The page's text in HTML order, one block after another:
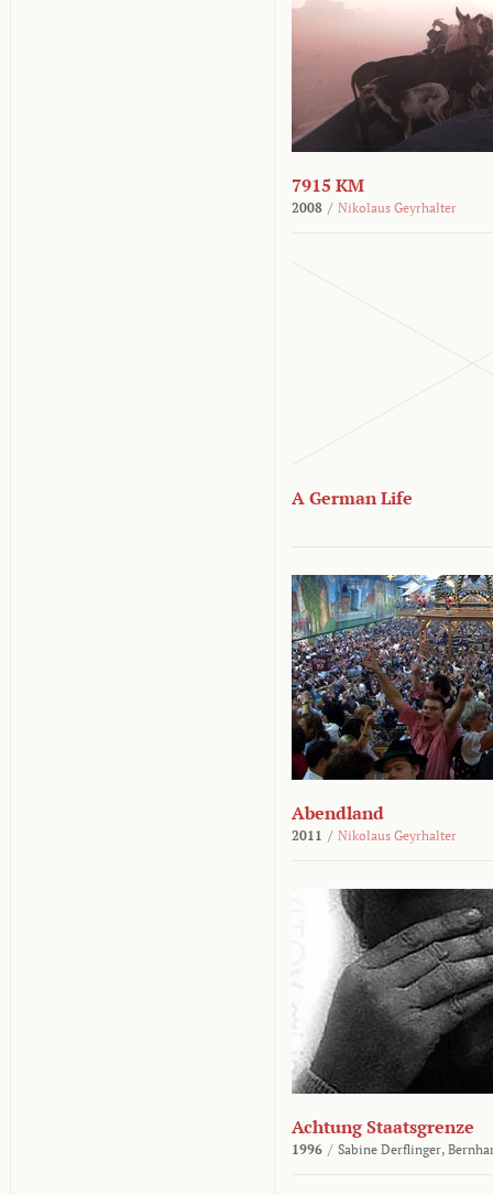
7915 KM
2008 / Nikolaus Geyrhalter
A German Life
Abendland
2011 / Nikolaus Geyrhalter
Achtung Staatsgrenze
1996 / Sabine Derflinger,